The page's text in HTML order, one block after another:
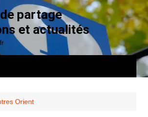
partage
et actualités
Orient